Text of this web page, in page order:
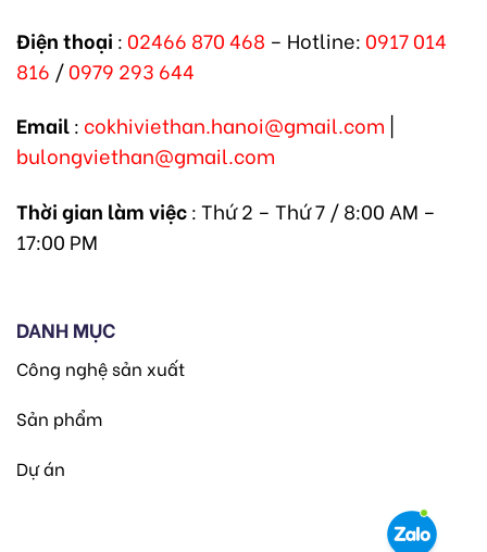
Điện thoại : 02466 870 468 – Hotline: 0917 014
816 /0979 293 644
Email: cokhiviethan.hanoi@gmail.com
bulongviethan@gmail.com
Thời gian làm việc: Thứ 2 – Thứ 7 / 8:00 AM –
17:00 PM
DANH MỤC
Công nghệ sản xuất
Sản phẩm
Dự án